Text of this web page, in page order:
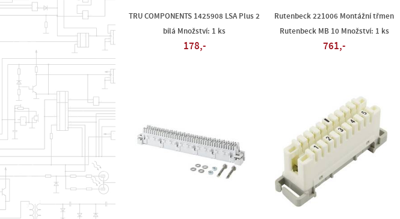
TRU COMPONENTS 1425908 LSA Plus 2
bílá Množství: 1 ks
178,-
Rutenbeck 221006 Montážní třmen
Rutenbeck MB 10 Množství: 1 ks
761,-